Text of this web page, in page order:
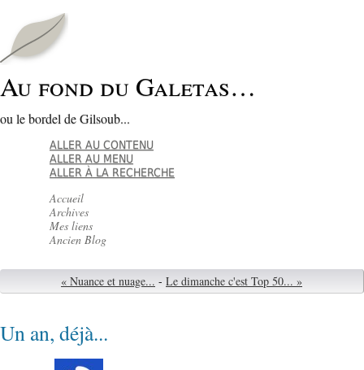
Au fond du Galetas…
ou le bordel de Gilsoub...
ALLER AU CONTENU
ALLER AU MENU
ALLER À LA RECHERCHE
Accueil
Archives
Mes liens
Ancien Blog
« Nuance et nuage... - Le dimanche c'est Top 50... »
Un an, déjà...